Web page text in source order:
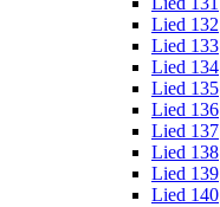
Lied 132
Lied 133
Lied 134
Lied 135
Lied 136
Lied 137
Lied 138
Lied 139
Lied 140